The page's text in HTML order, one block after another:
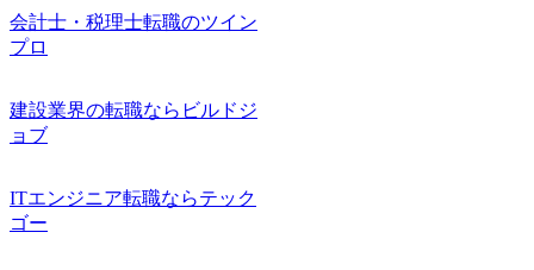
会計士・税理士転職のツイン
プロ
建設業界の転職ならビルドジ
ョブ
ITエンジニア転職ならテック
ゴー